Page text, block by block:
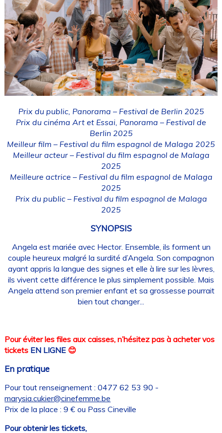
Prix du public, Panorama – Festival de Berlin 2025
Prix du cinéma Art et Essai, Panorama – Festival de
Berlin 2025
Meilleur film – Festival du film espagnol de Malaga 2025
Meilleur acteur – Festival du film espagnol de Malaga
2025
Meilleure actrice – Festival du film espagnol de Malaga
2025
Prix du public – Festival du film espagnol de Malaga
2025
SYNOPSIS
Angela est mariée avec Hector. Ensemble, ils forment un
couple heureux malgré la surdité d’Angela. Son compagnon
ayant appris la langue des signes et elle à lire sur les lèvres,
ils vivent cette différence le plus simplement possible. Mais
Angela attend son premier enfant et sa grossesse pourrait
bien tout changer...
Pour éviter les files aux caisses, n’hésitez pas à acheter vos
tickets EN LIGNE 😊
En pratique
Pour tout renseignement : 0477 62 53 90 -
marysia.cukier@cinefemme.be
Prix de la place : 9 € ou Pass Cineville
Pour obtenir les tickets,